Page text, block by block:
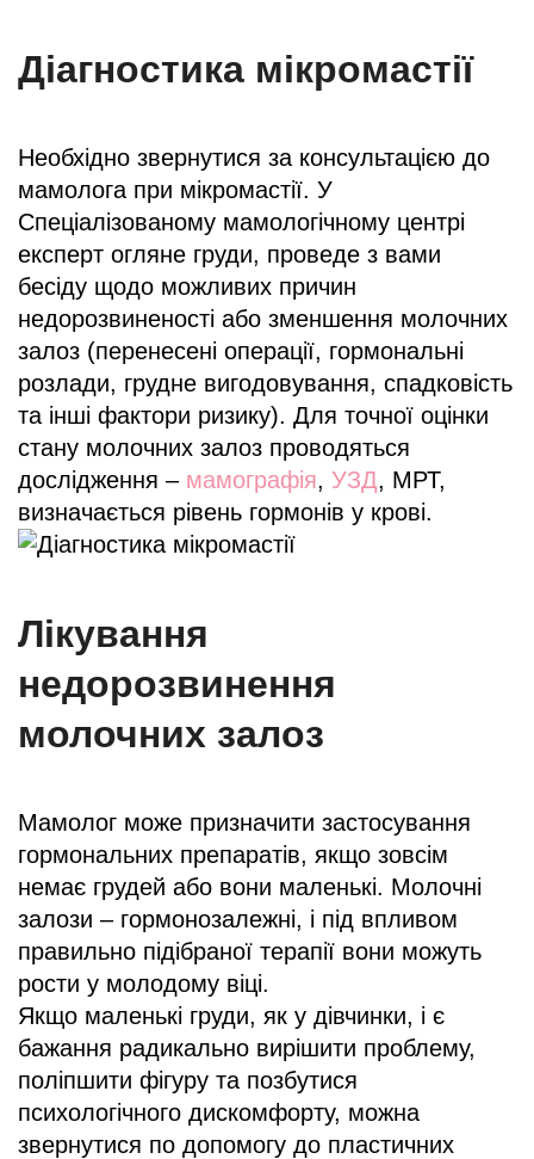
Діагностика мікромастії
Необхідно звернутися за консультацією до
мамолога при мікромастії. У
Спеціалізованому мамологічному центрі
експерт огляне груди, проведе з вами
бесіду щодо можливих причин
недорозвиненості або зменшення молочних
залоз (перенесені операції, гормональні
розлади, грудне вигодовування, спадковість
та інші фактори ризику). Для точної оцінки
стану молочних залоз проводяться
дослідження – мамографія, УЗД, МРТ,
визначається рівень гормонів у крові.
Лікування
недорозвинення
молочних залоз
Мамолог може призначити застосування
гормональних препаратів, якщо зовсім
немає грудей або вони маленькі. Молочні
залози – гормонозалежні, і під впливом
правильно підібраної терапії вони можуть
рости у молодому віці.
Якщо маленькі груди, як у дівчинки, і є
бажання радикально вирішити проблему,
поліпшити фігуру та позбутися
психологічного дискомфорту, можна
звернутися по допомогу до пластичних